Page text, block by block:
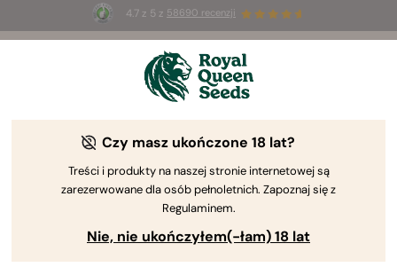
4.7 z 5 z 58690 recenzji
Summer Sales: do 50% zniżki
na wybrane produkty ⏤
Czy masz ukończone 18 lat?
Treści i produkty na naszej stronie internetowej są
zarezerwowane dla osób pełnoletnich. Zapoznaj się z
Regulaminem.
Nie, nie ukończyłem(-łam) 18 lat